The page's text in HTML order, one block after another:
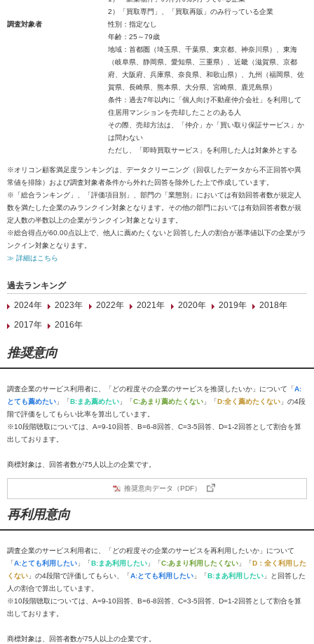
2）「買取専門」、「買取再販」のみ行っている企業
調査対象者
性別：指定なし
年齢：25～79歳
地域：首都圏（埼玉県、千葉県、東京都、神奈川県）、東海
（岐阜県、静岡県、愛知県、三重県）、近畿（滋賀県、京都
府、大阪府、兵庫県、奈良県、和歌山県）、九州（福岡県、佐
賀県、長崎県、熊本県、大分県、宮崎県、鹿児島県）
条件：過去7年以内に「個人向け不動産仲介会社」を利用して
住居用マンションを売却したことのある人
その際、売却方法は、「仲介」か「買い取り保証サービス」か
は問わない
ただし、「即時買取サービス」を利用した人は対象外とする
※オリコン顧客満足度ランキングは、データクリーニング（回収したデータから不正回答や異
常値を排除）および調査対象者条件から外れた回答を除外した上で作成しています。
※「総合ランキング」、「評価項目別」、部門の「業態別」においては有効回答者数が規定人
数を満たした企業のみランクイン対象となります。その他の部門においては有効回答者数が規
定人数の半数以上の企業がランクイン対象となります。
※総合得点が60.00点以上で、他人に薦めたくないと回答した人の割合が基準値以下の企業がラ
ンクイン対象となります。
≫ 詳細はこちら
過去ランキング
2024年
2023年 2022年 2021年 2020年 2019年
2018年
2017年
2016年
推奨意向
調査企業のサービス利用者に、「どの程度その企業のサービスを推奨したいか」について「A:
とても薦めたい 」「B:まあ薦めたい 」「C:あまり薦めたくない 」「D:全く薦めたくない 」の4段
階で評価をしてもらい比率を算出しています。
※10段階聴取については、A=9-10回答、B=6-8回答、C=3-5回答、D=1-2回答として割合を算
出しております。
商標対象は、回答者数が75人以上の企業です。
推奨意向データ（PDF）
再利用意向
調査企業のサービス利用者に、「どの程度その企業のサービスを再利用したいか」について
「A:とても利用したい 」「B:まあ利用したい 」「C:あまり利用したくない 」「D：全く利用した
くない 」の4段階で評価してもらい、「A:とても利用したい 」「B:まあ利用したい 」と回答した
人の割合で算出しています。
※10段階聴取については、A=9-10回答、B=6-8回答、C=3-5回答、D=1-2回答として割合を算
出しております。
商標対象は、回答者数が75人以上の企業です。